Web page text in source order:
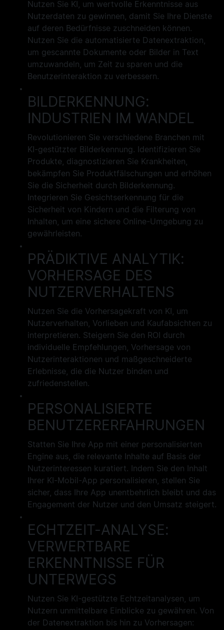
Nutzen Sie KI, um wertvolle Erkenntnisse aus
Nutzerdaten zu gewinnen, damit Sie Ihre Dienste
auf deren Bedürfnisse zuschneiden können.
Nutzen Sie die automatisierte Datenextraktion,
um gescannte Dokumente oder Bilder in Text
umzuwandeln, um Zeit zu sparen und die
Benutzerinteraktion zu verbessern.
BILDERKENNUNG:
INDUSTRIEN IM WANDEL
Revolutionieren Sie verschiedene Branchen mit
KI-gestützter Bilderkennung. Identifizieren Sie
Produkte, diagnostizieren Sie Krankheiten,
bekämpfen Sie Produktfälschungen und erhöhen
Sie die Sicherheit durch Bilderkennung.
Integrieren Sie Gesichtserkennung für die
Sicherheit von Kindern und die Filterung von
Inhalten, um eine sichere Online-Umgebung zu
gewährleisten.
PRÄDIKTIVE ANALYTIK:
VORHERSAGE DES
NUTZERVERHALTENS
Nutzen Sie die Vorhersagekraft von KI, um
Nutzerverhalten, Vorlieben und Kaufabsichten zu
interpretieren. Steigern Sie den ROI durch
individuelle Empfehlungen, Vorhersage von
Nutzerinteraktionen und maßgeschneiderte
Erlebnisse, die die Nutzer binden und
zufriedenstellen.
PERSONALISIERTE
BENUTZERERFAHRUNGEN
Statten Sie Ihre App mit einer personalisierten
Engine aus, die relevante Inhalte auf Basis der
Nutzerinteressen kuratiert. Indem Sie den Inhalt
Ihrer KI-Mobil-App personalisieren, stellen Sie
sicher, dass Ihre App unentbehrlich bleibt und das
Engagement der Nutzer und den Umsatz steigert.
ECHTZEIT-ANALYSE:
VERWERTBARE
ERKENNTNISSE FÜR
UNTERWEGS
Nutzen Sie KI-gestützte Echtzeitanalysen, um
Nutzern unmittelbare Einblicke zu gewähren. Von
der Datenextraktion bis hin zu Vorhersagen: